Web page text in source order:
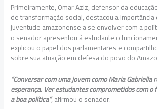
Primeiramente, Omar Aziz, defensor da
de transformação social, destacou a
juventude amazonense a se envolver com a
o senador apresentou à estudante o
explicou o papel dos parlamentares e
sobre sua atuação em defesa do povo do
“Conversar com uma jovem como Maria Gabriella
esperança. Ver estudantes comprometidos com
a boa política”, afirmou o senador.